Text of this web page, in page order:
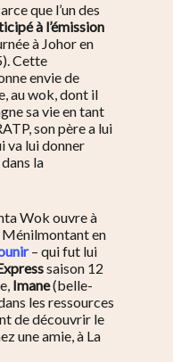
que l’un des
à l’émission
à Johor en
Cette
envie de
au wok, dont il
sa vie en tant
son père a lui
va lui donner
la
Wok ouvre à
Ménilmontant en
– qui fut lui
saison 12
Imane(belle-
les ressources
de découvrir le
une amie, à La